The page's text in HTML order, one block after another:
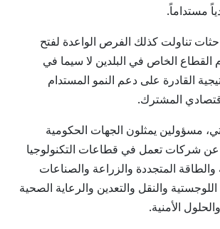
مستداماً.
تناولت كذلك الفرص الواعدة لفتح
القطاع الخاص في البلدين لا سيما في
القادرة على دعم النمو المستدام
المشترك.
مسؤولين يمثلون الجهات الحكومية
عن شركات تعمل في قطاعات التكنولوجيا
المتجددة والزراعة والصناعات
والنقل والتعدين والرعاية الصحية
الأمنية.